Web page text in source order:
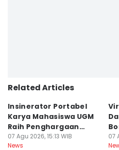
Related Articles
Insinerator Portabel
Karya Mahasiswa UGM
Raih Penghargaan
Internasional
07 Agu 2026, 15:13 WIB
News
07